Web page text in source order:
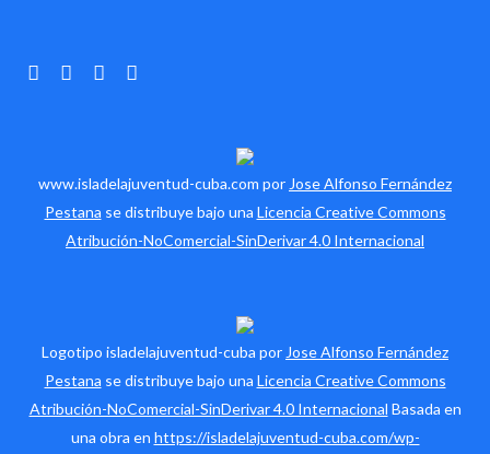
www.isladelajuventud-cuba.com por Jose Alfonso Fernández
Pestana se distribuye bajo una Licencia Creative Commons
Atribución-NoComercial-SinDerivar 4.0 Internacional
Logotipo isladelajuventud-cuba por Jose Alfonso Fernández
Pestana se distribuye bajo una Licencia Creative Commons
Atribución-NoComercial-SinDerivar 4.0 Internacional Basada en
una obra en https://isladelajuventud-cuba.com/wp-